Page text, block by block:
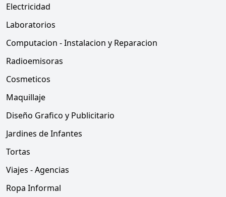
Electricidad
Laboratorios
Computacion - Instalacion y Reparacion
Radioemisoras
Cosmeticos
Maquillaje
Diseño Grafico y Publicitario
Jardines de Infantes
Tortas
Viajes - Agencias
Ropa Informal